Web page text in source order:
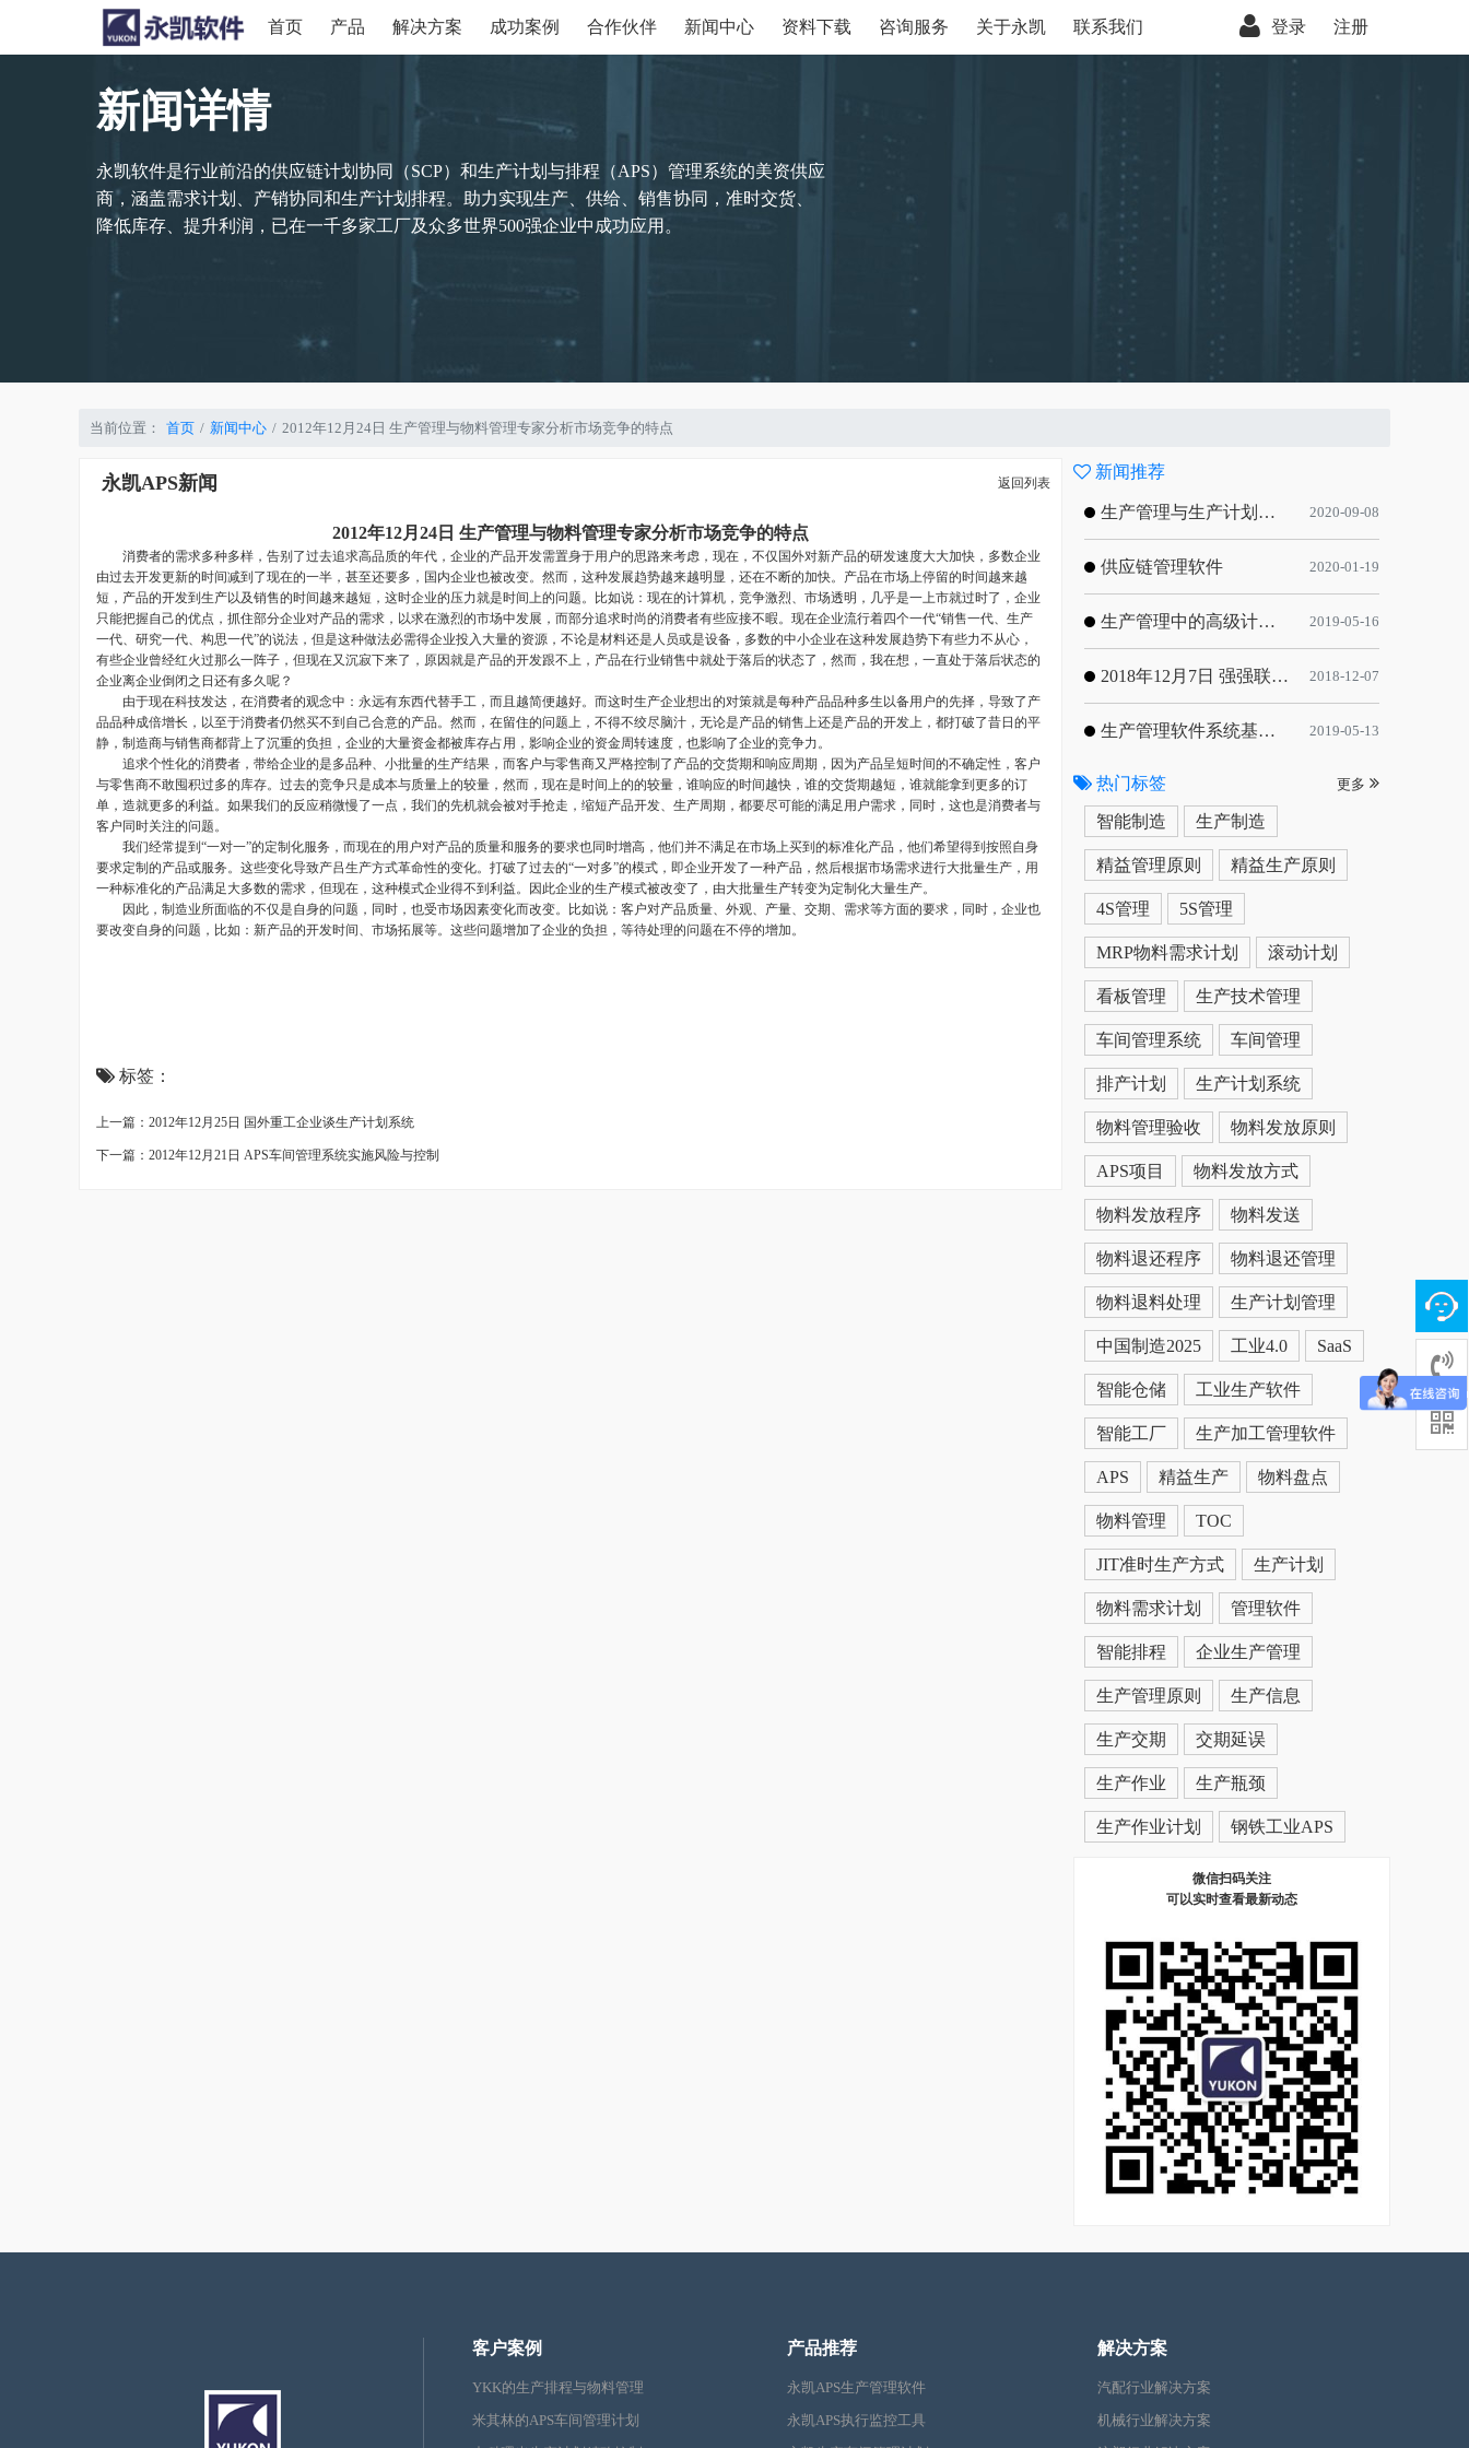
首页 产品 解决方案 成功案例 合作伙伴 新闻中心 资料下载 咨询服务 关于永凯 联系我们 登录 注册
新闻详情
永凯软件是行业前沿的供应链计划协同（SCP）和生产计划与排程（APS）管理系统的美资供应
商，涵盖需求计划、产销协同和生产计划排程。助力实现生产、供给、销售协同，准时交货、
降低库存、提升利润，已在一千多家工厂及众多世界500强企业中成功应用。
当前位置： 首页 新闻中心 2012年12月24日 生产管理与物料管理专家分析市场竞争的特点
永凯APS新闻 返回列表
2012年12月24日 生产管理与物料管理专家分析市场竞争的特点
消费者的需求多种多样，告别了过去追求高品质的年代，企业的产品开发需置身于用户的思路来考虑，现在，不仅国外对新产品的研发速度大大加快，多数企业
由过去开发更新的时间减到了现在的一半，甚至还要多，国内企业也被改变。然而，这种发展趋势越来越明显，还在不断的加快。产品在市场上停留的时间越来越
短，产品的开发到生产以及销售的时间越来越短，这时企业的压力就是时间上的问题。比如说：现在的计算机，竞争激烈、市场透明，几乎是一上市就过时了，企业
只能把握自己的优点，抓住部分企业对产品的需求，以求在激烈的市场中发展，而部分追求时尚的消费者有些应接不暇。现在企业流行着四个一代“销售一代、生产
一代、研究一代、构思一代”的说法，但是这种做法必需得企业投入大量的资源，不论是材料还是人员或是设备，多数的中小企业在这种发展趋势下有些力不从心，
有些企业曾经红火过那么一阵子，但现在又沉寂下来了，原因就是产品的开发跟不上，产品在行业销售中就处于落后的状态了，然而，我在想，一直处于落后状态的
企业离企业倒闭之日还有多久呢？
由于现在科技发达，在消费者的观念中：永远有东西代替手工，而且越简便越好。而这时生产企业想出的对策就是每种产品品种多生以备用户的先择，导致了产
品品种成倍增长，以至于消费者仍然买不到自己合意的产品。然而，在留住的问题上，不得不绞尽脑汁，无论是产品的销售上还是产品的开发上，都打破了昔日的平
静，制造商与销售商都背上了沉重的负担，企业的大量资金都被库存占用，影响企业的资金周转速度，也影响了企业的竞争力。
追求个性化的消费者，带给企业的是多品种、小批量的生产结果，而客户与零售商又严格控制了产品的交货期和响应周期，因为产品呈短时间的不确定性，客户
与零售商不敢囤积过多的库存。过去的竞争只是成本与质量上的较量，然而，现在是时间上的的较量，谁响应的时间越快，谁的交货期越短，谁就能拿到更多的订
单，造就更多的利益。如果我们的反应稍微慢了一点，我们的先机就会被对手抢走，缩短产品开发、生产周期，都要尽可能的满足用户需求，同时，这也是消费者与
客户同时关注的问题。
我们经常提到“一对一”的定制化服务，而现在的用户对产品的质量和服务的要求也同时增高，他们并不满足在市场上买到的标准化产品，他们希望得到按照自身
要求定制的产品或服务。这些变化导致产吕生产方式革命性的变化。打破了过去的“一对多”的模式，即企业开发了一种产品，然后根据市场需求进行大批量生产，用
一种标准化的产品满足大多数的需求，但现在，这种模式企业得不到利益。因此企业的生产模式被改变了，由大批量生产转变为定制化大量生产。
因此，制造业所面临的不仅是自身的问题，同时，也受市场因素变化而改变。比如说：客户对产品质量、外观、产量、交期、需求等方面的要求，同时，企业也
要改变自身的问题，比如：新产品的开发时间、市场拓展等。这些问题增加了企业的负担，等待处理的问题在不停的增加。
标签：
上一篇：2012年12月25日 国外重工企业谈生产计划系统
下一篇：2012年12月21日 APS车间管理系统实施风险与控制
新闻推荐
生产管理与生产计划的目标 2020-09-08
供应链管理软件 2020-01-19
生产管理中的高级计划与排程优化 2019-05-16
2018年12月7日 强强联手，共同推进电子器件领域APS应用典范 风华高科生产自动化工业互联网应用项目-APS项目启动会 2018-12-07
生产管理软件系统基于信息化的解决方案 2019-05-13
热门标签 更多
智能制造 生产制造
精益管理原则 精益生产原则
4S管理 5S管理
MRP物料需求计划 滚动计划
看板管理 生产技术管理
车间管理系统 车间管理
排产计划 生产计划系统
物料管理验收 物料发放原则
APS项目 物料发放方式
物料发放程序 物料发送
物料退还程序 物料退还管理
物料退料处理 生产计划管理
中国制造2025 工业4.0 SaaS
智能仓储 工业生产软件
智能工厂 生产加工管理软件
APS 精益生产 物料盘点
物料管理 TOC
JIT准时生产方式 生产计划
物料需求计划 管理软件
智能排程 企业生产管理
生产管理原则 生产信息
生产交期 交期延误
生产作业 生产瓶颈
生产作业计划 钢铁工业APS
微信扫码关注
可以实时查看最新动态
客户案例
YKK的生产排程与物料管理
米其林的APS车间管理计划
产品推荐
永凯APS生产管理软件
永凯APS执行监控工具
解决方案
汽配行业解决方案
机械行业解决方案